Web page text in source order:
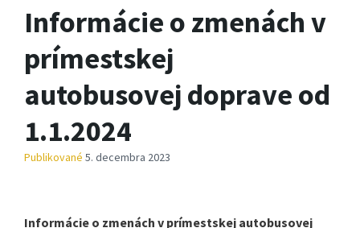
Informácie o zmenách v
prímestskej
autobusovej doprave od
1.1.2024
Publikované 5. decembra 2023
Informácie o zmenách v prímestskej autobusovej